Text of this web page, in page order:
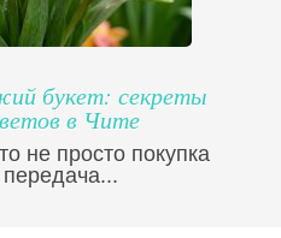
букет: секреты
в Чите
не просто покупка